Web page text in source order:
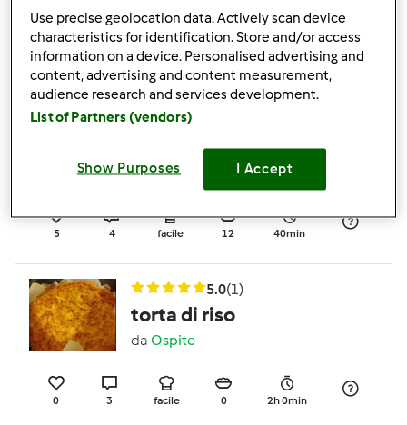
2 0 facile 10 21min
3.0 (3)
Torta morbida pere e
dasilvia giorgi
5 4 facile 12 40min
5.0(1)
torta di riso
da Ospite
0 3 facile 0 2h 0min
Use precise geolocation data. Actively scan device
characteristics for identification. Store and/or access
information on a device. Personalised advertising and
content, advertising and content measurement,
audience research and services development.
List of Partners (vendors)
Show Purposes I Accept